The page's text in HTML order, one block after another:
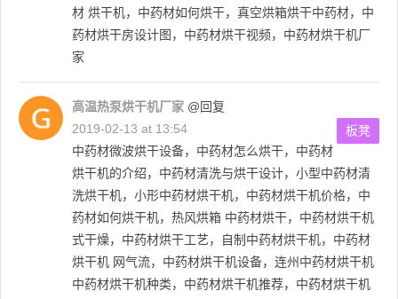
材 烘干机，中药材如何烘干，真空烘箱烘干中药材，中
药材烘干房设计图，中药材烘干视频，中药材烘干机厂
家
高温热泵烘干机厂家 @回复
2019-02-13 at 13:54
板凳
中药材微波烘干设备，中药材怎么烘干，中药材
烘干机的介绍，中药材清洗与烘干设计，小型中药材清
洗烘干机，小形中药材烘干机，中药材烘干机价格，中
药材如何烘干机，热风烘箱 中药材烘干，中药材烘干机
式干燥，中药材烘干工艺，自制中药材烘干机，中药材
烘干机 网气流，中药材烘干机设备，连州中药材烘干机
中药材烘干机种类，中药材烘干机推荐，中药材烘干机